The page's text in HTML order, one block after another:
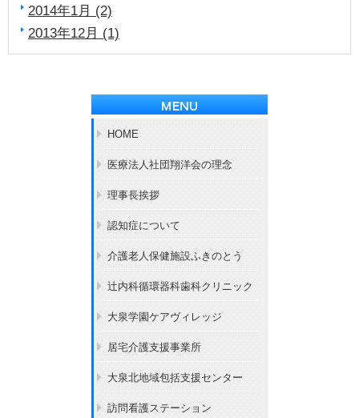
2014年1月 (2)
2013年12月 (1)
HOME
医療法人社団翔洋会の理念
理事長挨拶
認知症について
介護老人保健施設ふきのとう
辻内科循環器科歯科クリニック
大泉学園ケアヴィレッジ
居宅介護支援事業所
大泉北地域包括支援センター
訪問看護ステーション